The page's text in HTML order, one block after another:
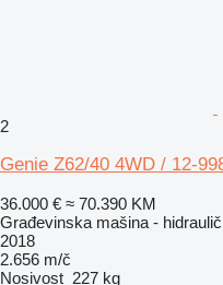
2
Genie Z62/40 4WD / 12-
36.000 € ≈ 70.390 KM
Građevinska mašina -
2018
2.656 m/č
Nosivost 227 kg